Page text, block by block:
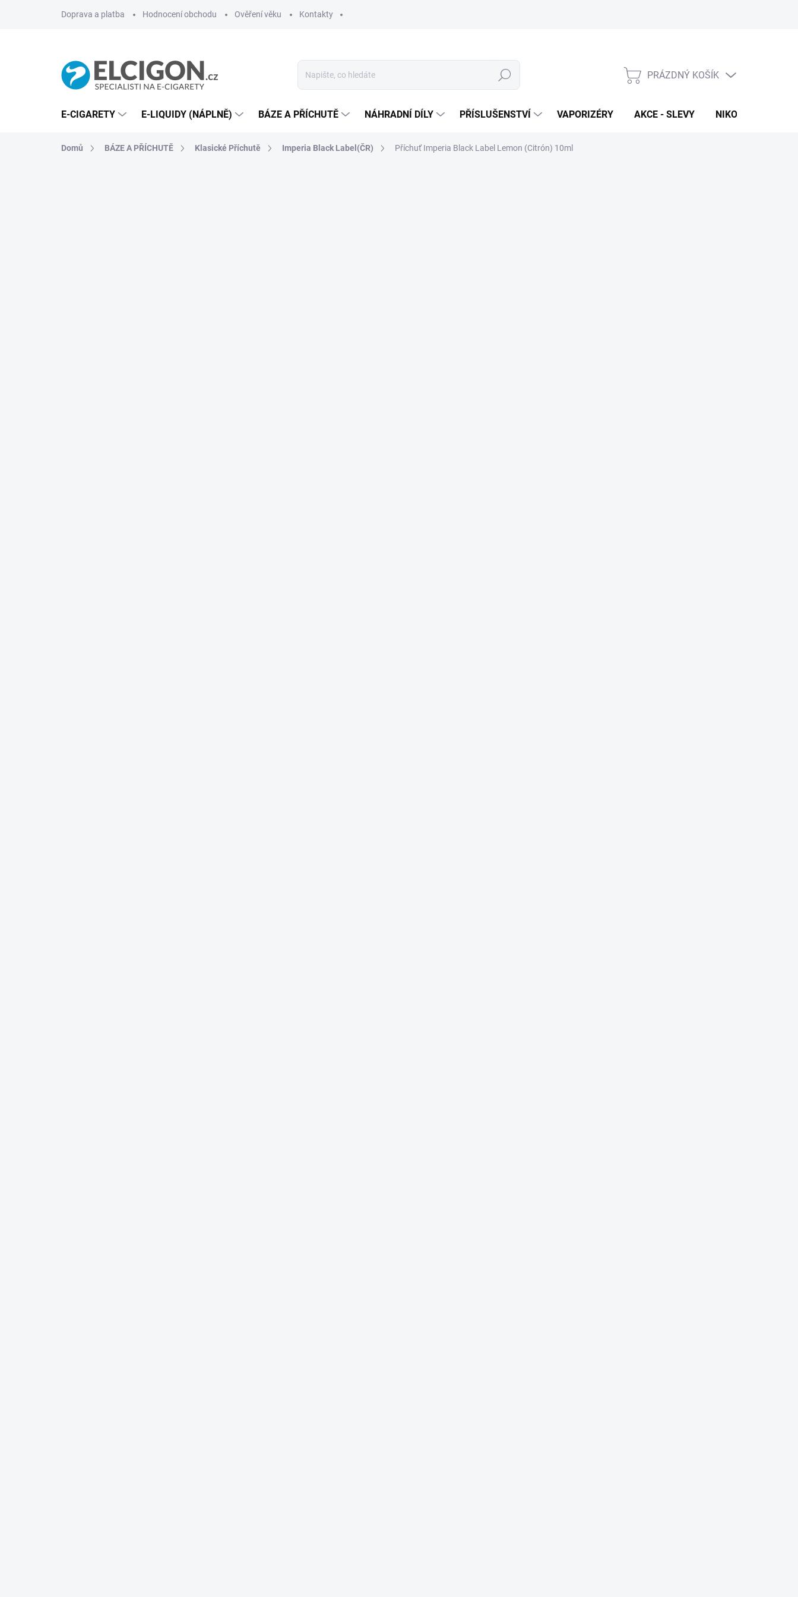
Doprava a platba Hodnocení obchodu Ověření věku Kontakty
Hledat
NÁKUPNÍ
PRÁZDNÝ KOŠÍK
E-CIGARETY E-LIQUIDY (NÁPLNĚ) BÁZE A PŘÍCHUTĚ NÁHRADNÍ DÍLY PŘÍSLUŠENSTVÍ VAPORIZÉRY AKCE - SLEVY NIKOTINOVÉ
Domů BÁZE A PŘÍCHUTĚ Klasické Příchutě Imperia Black Label(ČR) Příchuť Imperia Black Label Lemon (Citrón) 10ml